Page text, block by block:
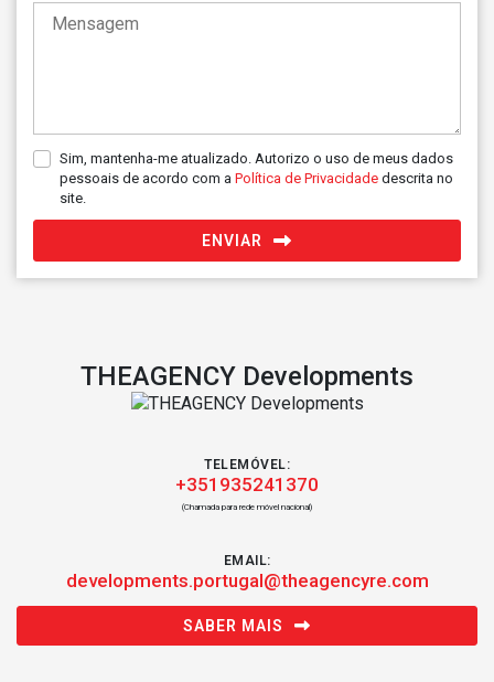
Sim, mantenha-me atualizado. Autorizo o uso de meus dados
pessoais de acordo com a Política de Privacidade descrita no
site.
ENVIAR
THEAGENCY Developments
TELEMÓVEL:
+351935241370
(Chamada para rede móvel nacional)
EMAIL:
developments.portugal@theagencyre.com
SABER MAIS